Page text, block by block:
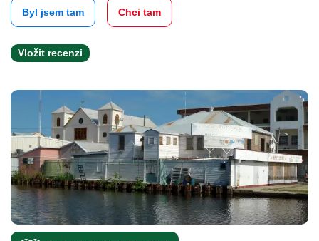
Byl jsem tam Chci tam
Vložit recenzi